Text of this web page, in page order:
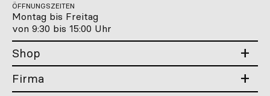
ÖFFNUNGSZEITEN
Montag bis Freitag
von 9:30 bis 15:00 Uhr
Shop
Firma